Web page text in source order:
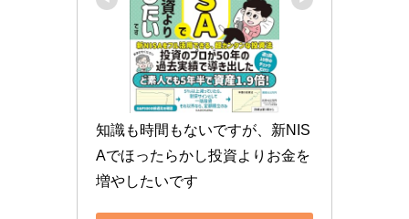
知識も時間もないですが、新NIS
Aでほったらかし投資よりお金を
増やしたいです